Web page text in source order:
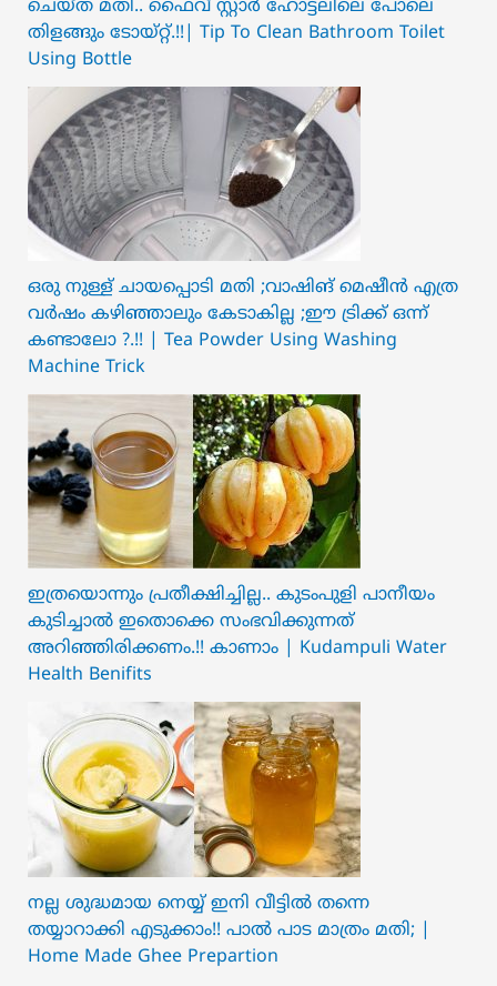
ചെയ്ത മതി.. ഫൈവ് സ്റ്റാർ ഹോട്ടലിലെ പോലെ
തിളങ്ങും ടോയ്റ്റ്.!!| Tip To Clean Bathroom Toilet
Using Bottle
ഒരു നുള്ള് ചായപ്പൊടി മതി ;വാഷിങ് മെഷീൻ എത്ര
വർഷം കഴിഞ്ഞാലും കേടാകില്ല ;ഈ ട്രിക്ക് ഒന്ന്
കണ്ടാലോ ?.!! | Tea Powder Using Washing
Machine Trick
ഇത്രയൊന്നും പ്രതീക്ഷിച്ചില്ല.. ക‍ു‌ടംപുളി പാനീയം
കുടിച്ചാൽ ഇതൊക്കെ സംഭവിക്കുന്നത്
അറിഞ്ഞിരിക്കണം.!! കാണാം | Kudampuli Water
Health Benifits
നല്ല ശുദ്ധമായ നെയ്യ് ഇനി വീട്ടിൽ തന്നെ
തയ്യാറാക്കി എടുക്കാം!! പാൽ പാട മാത്രം മതി; |
Home Made Ghee Prepartion